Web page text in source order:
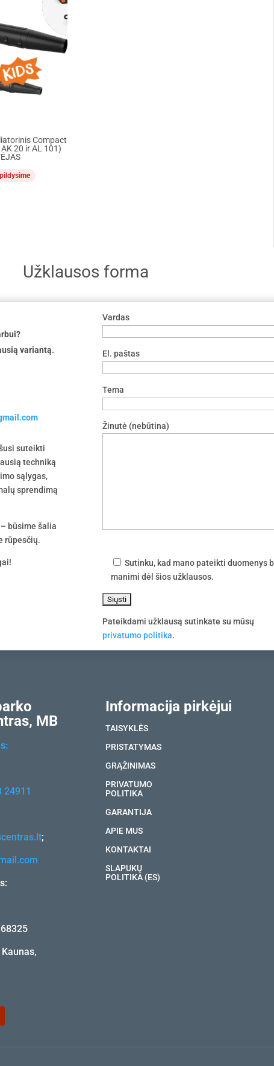
Compact
20 ir AL 101)
Užklausos forma
variantą.
suteikti
techniką
sąlygas,
sprendimą
būsime šalia
rūpesčių.
Vardas
El. paštas
Tema
Žinutė (nebūtina)
Sutinku, kad mano pateikti duomenys
manimi dėl šios užklausos.
Pateikdami užklausą sutinkate su mūsų
privatumo politika.
MB
24911
;
Informacija pirkėjui
TAISYKLĖS
PRISTATYMAS
GRĄŽINIMAS
PRIVATUMO
POLITIKA
GARANTIJA
APIE MUS
KONTAKTAI
SLAPUKŲ
POLITIKA (ES)